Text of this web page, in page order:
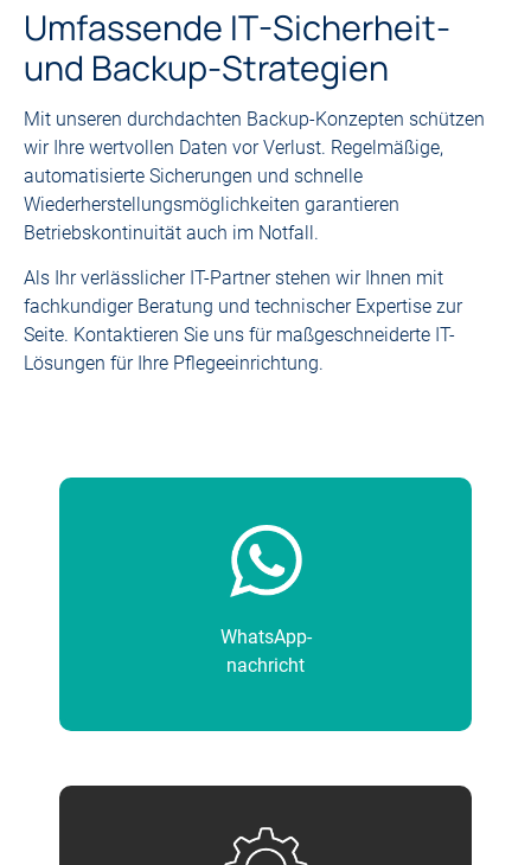
Umfassende IT-Sicherheit-
und Backup-Strategien
Mit unseren durchdachten Backup-Konzepten schützen
wir Ihre wertvollen Daten vor Verlust. Regelmäßige,
automatisierte Sicherungen und schnelle
Wiederherstellungsmöglichkeiten garantieren
Betriebskontinuität auch im Notfall.
Als Ihr verlässlicher IT-Partner stehen wir Ihnen mit
fachkundiger Beratung und technischer Expertise zur
Seite. Kontaktieren Sie uns für maßgeschneiderte IT-
Lösungen für Ihre Pflegeeinrichtung.
WhatsApp-
nachricht